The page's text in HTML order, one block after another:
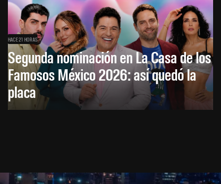
HACE 21 HORAS
Segunda nominación en La Casa de los
Famosos México 2026: así quedó la
placa